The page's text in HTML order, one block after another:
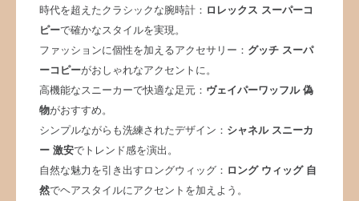
時代を超えたクラシックな腕時計： ロレックス スーパーコ
ピーで確かなスタイルを実現。
ファッションに個性を加えるアクセサリー： グッチ スーパ
ーコピーがおしゃれなアクセントに。
高機能なスニーカーで快適な足元： ヴェイパーワッフル 偽
物がおすすめ。
シンプルながらも洗練されたデザイン： シャネル スニーカ
ー 激安でトレンド感を演出。
自然な魅力を引き出すロングウィッグ： ロング ウィッグ 自
然でヘアスタイルにアクセントを加えよう。